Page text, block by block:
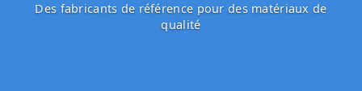
Des fabricants de référence pour des matériaux de
qualité